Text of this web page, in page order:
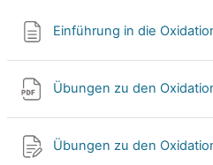
Einführung in die
Übungen zu den
Übungen zu den